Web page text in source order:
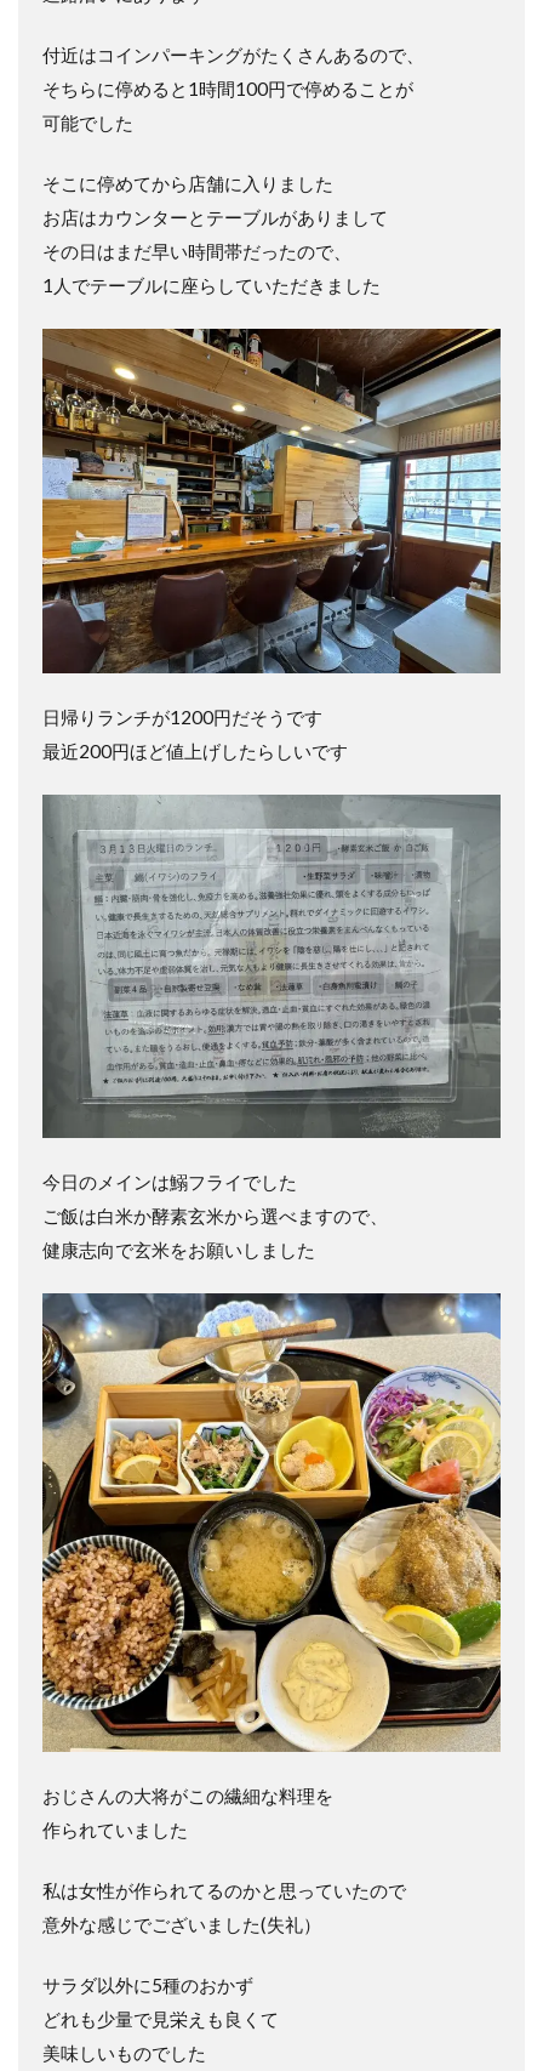
付近はコインパーキングがたくさんあるので、
そちらに停めると1時間100円で停めることが
可能でした
そこに停めてから店舗に入りました
お店はカウンターとテーブルがありまして
その日はまだ早い時間帯だったので、
1人でテーブルに座らしていただきました
日帰りランチが1200円だそうです
最近200円ほど値上げしたらしいです
今日のメインは鰯フライでした
ご飯は白米か酵素玄米から選べますので、
健康志向で玄米をお願いしました
おじさんの大将がこの繊細な料理を
作られていました
私は女性が作られてるのかと思っていたので
意外な感じでございました(失礼）
サラダ以外に5種のおかず
どれも少量で見栄えも良くて
美味しいものでした